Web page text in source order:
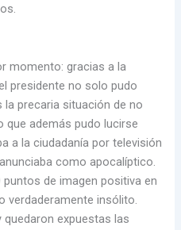
momento: gracias a la
presidente no solo pudo
precaria situación de no
que además pudo lucirse
a la ciudadanía por televisión
como apocalíptico.
de imagen positiva en
verdaderamente insólito.
expuestas las